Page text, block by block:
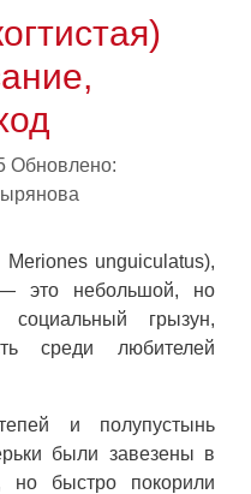
Обновлено:
Meriones unguiculatus),
— это небольшой, но
грызун,
среди любителей
и полупустынь
были завезены в
быстро покорили